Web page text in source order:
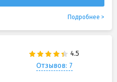
Подробнее
Отзывов: 7